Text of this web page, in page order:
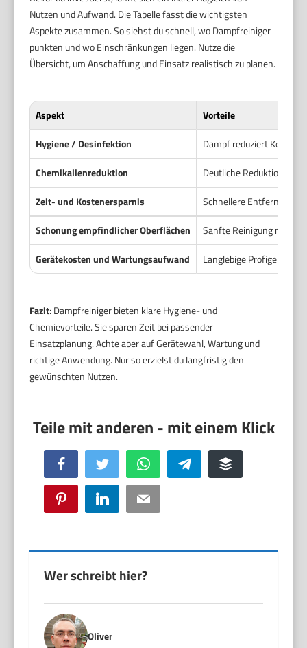
Nutzen und Aufwand. Die Tabelle fasst die wichtigsten
Aspekte zusammen. So siehst du schnell, wo Dampfreiniger
punkten und wo Einschränkungen liegen. Nutze die
Übersicht, um Anschaffung und Einsatz realistisch zu planen.
Aspekt
Vorteile
Hygiene / Desinfektion
Dampf reduziert Keime
Chemikalienreduktion
Deutliche Reduktion von
Zeit- und Kostenersparnis
Schnellere Entfernung
Schonung empfindlicher Oberflächen
Sanfte Reinigung
Gerätekosten und Wartungsaufwand
Langlebige Profigeräte
Fazit: Dampfreiniger bieten klare Hygiene- und
Chemievorteile. Sie sparen Zeit bei passender
Einsatzplanung. Achte aber auf Gerätewahl, Wartung und
richtige Anwendung. Nur so erzielst du langfristig den
gewünschten Nutzen.
Facebook Twitter WhatsApp Telegram Buffer
Pinterest LinkedIn Email
Wer schreibt hier?
Oliver